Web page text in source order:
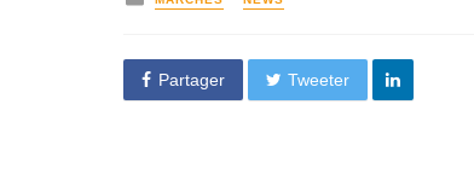
Partager Tweeter